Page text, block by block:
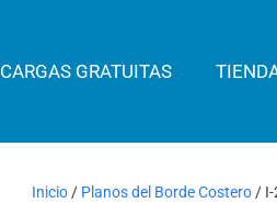
GRATUITAS
Inicio / Planos del Borde Costero / I-